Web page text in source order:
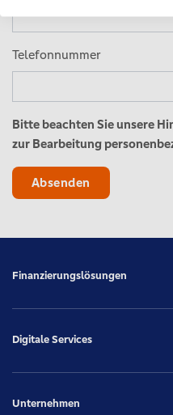
Telefonnummer
Bitte beachten Sie unsere
zur Bearbeitung
Absenden
Finanzierungslösungen
Digitale Services
Unternehmen